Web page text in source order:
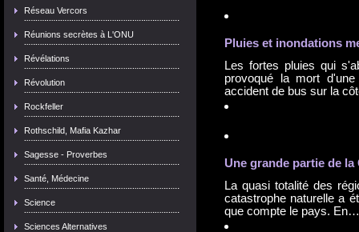
Réseau Vercors
Réunions secrètes à L'ONU
Révélations
Révolution
Rockfeller
Rothschild, Mafia Kazhar
Sagesse - Proverbes
Santé, Médecine
Science
Sciences Alternatives
Pluies et inondations
Les fortes pluies qui
provoqué la mort
accident de bus sur la
Une grande partie de
La quasi totalité des
catastrophe naturelle a
que compte le pays.